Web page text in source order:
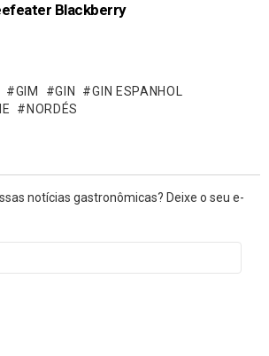
Blackberry
GIM GIN
GIN ESPANHOL
NORDÉS
notícias gastronômicas? Deixe o seu e-